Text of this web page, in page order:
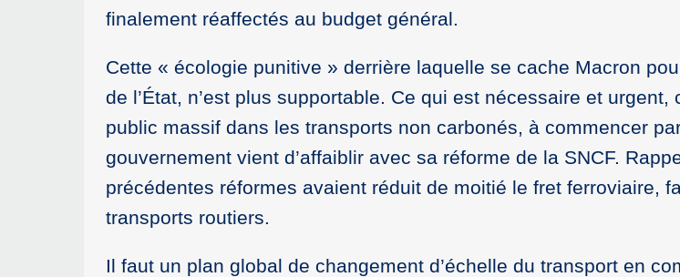
finalement réaffectés au budget général.
Cette « écologie punitive » derrière laquelle se cache Macron
de l’État, n’est plus supportable. Ce qui est nécessaire et urgent,
public massif dans les transports non carbonés, à commencer
gouvernement vient d’affaiblir avec sa réforme de la SNCF.
précédentes réformes avaient réduit de moitié le fret ferroviaire,
transports routiers.
Il faut un plan global de changement d’échelle du transport en